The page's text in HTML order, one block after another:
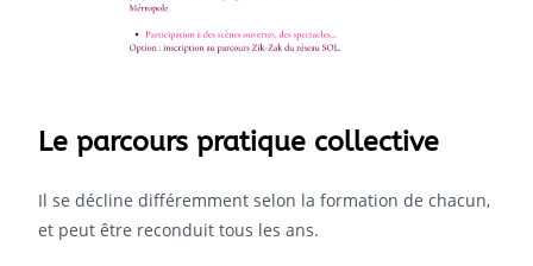
Le parcours pratique collective
Il se décline différemment selon la formation de chacun,
et peut être reconduit tous les ans.